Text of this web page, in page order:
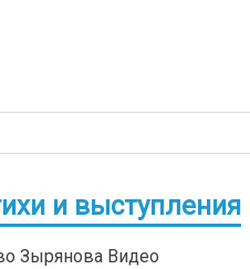
и выступления
Зырянова Видео